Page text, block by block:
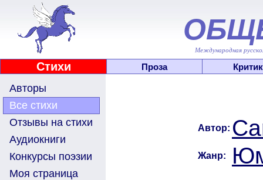
Международная
Стихи Проза
Авторы
Все стихи
Отзывы на стихи
Аудиокниги
Конкурсы поэзии
Моя страница
Автор:
Жанр: